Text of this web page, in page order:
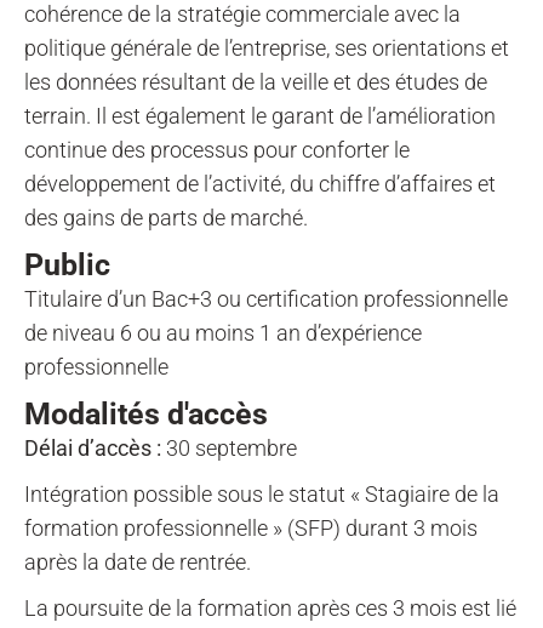
cohérence de la stratégie commerciale avec la
politique générale de l’entreprise, ses orientations et
les données résultant de la veille et des études de
terrain. Il est également le garant de l’amélioration
continue des processus pour conforter le
développement de l’activité, du chiffre d’affaires et
des gains de parts de marché.
Public
Titulaire d’un Bac+3 ou certification professionnelle
de niveau 6 ou au moins 1 an d’expérience
professionnelle
Modalités d'accès
Délai d’accès : 30 septembre
Intégration possible sous le statut « Stagiaire de la
formation professionnelle » (SFP) durant 3 mois
après la date de rentrée.
La poursuite de la formation après ces 3 mois est lié